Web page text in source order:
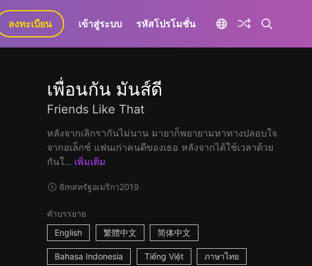
GaLa+
ลงทะเบียน เข้าสู่ระบบ รหัสโปรโมชั่น
เพื่อนกัน มันส์ดี
Friends Like That
หลังจากเลิกรากันไม่นาน มายาก็พยายามหาทางปลอบใจ
จากอเล็กซ์ แฟนเก่าคนดีของเธอ หลังจากได้ใช้เวลาด้วย
กันใ... เพิ่มเติม
8mสหรัฐอเมริกา2019
คำบรรยาย
English
繁體中文 简体中文
Bahasa Indonesia Tiếng Việt ภาษาไทย